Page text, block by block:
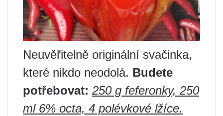
Neuvěřitelně originální svačinka,
které nikdo neodolá. Budete
potřebovat: 250 g feferonky, 250
ml 6% octa, 4 polévkové lžíce.